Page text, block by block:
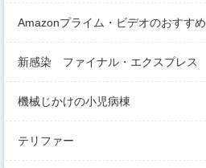
Amazonプライム・ビデオのおすす
新感染 ファイナル・エクスプレス
機械じかけの小児病棟
テリファー